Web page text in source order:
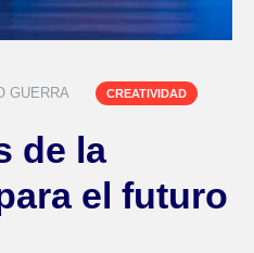
GUERRA CREATIVIDAD
de la
el futuro